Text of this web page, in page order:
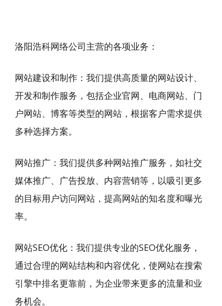
洛阳浩科网络公司主营的各项业务：
网站建设和制作：我们提供高质量的网站设计、
开发和制作服务，包括企业官网、电商网站、门
户网站、博客等类型的网站，根据客户需求提供
多种选择方案。
网站推广：我们提供多种网站推广服务，如社交
媒体推广、广告投放、内容营销等，以吸引更多
的目标用户访问网站，提高网站的知名度和曝光
率。
网站SEO优化：我们提供专业的SEO优化服务，
通过合理的网站结构和内容优化，使网站在搜索
引擎中排名更靠前，为企业带来更多的流量和业
务机会。